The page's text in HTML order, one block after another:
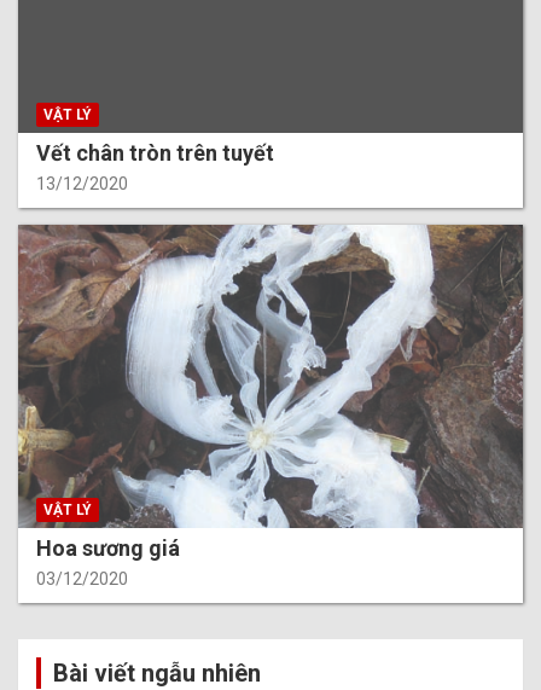
VẬT LÝ
Vết chân tròn trên tuyết
13/12/2020
VẬT LÝ
Hoa sương giá
03/12/2020
Bài viết ngẫu nhiên